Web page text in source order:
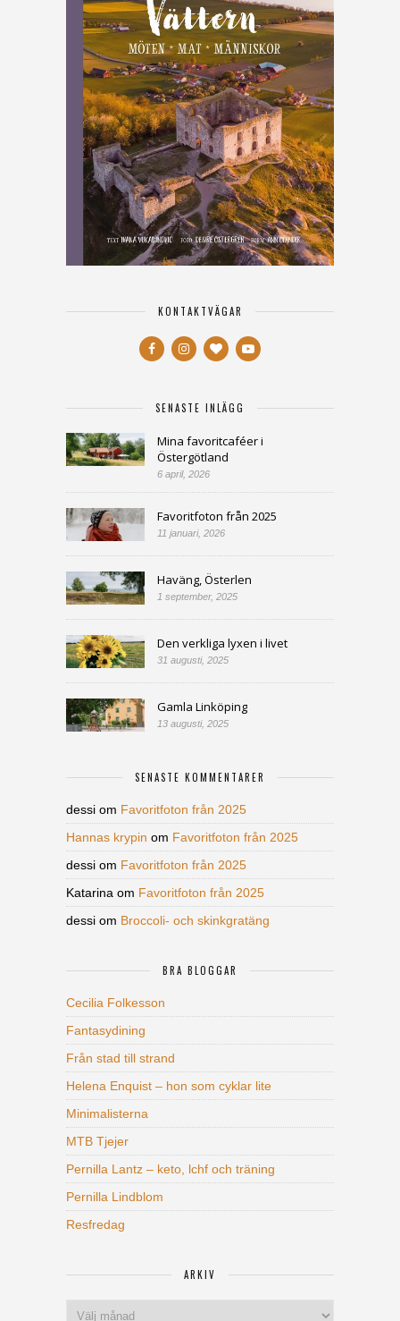
KONTAKTVÄGAR
SENASTE INLÄGG
Mina favoritcaféer i
Östergötland
6 april, 2026
Favoritfoton från 2025
11 januari, 2026
Haväng, Österlen
1 september, 2025
Den verkliga lyxen i livet
31 augusti, 2025
Gamla Linköping
13 augusti, 2025
SENASTE KOMMENTARER
dessi om Favoritfoton från 2025
Hannas krypin om Favoritfoton från 2025
dessi om Favoritfoton från 2025
Katarina om Favoritfoton från 2025
dessi om Broccoli- och skinkgratäng
BRA BLOGGAR
Cecilia Folkesson
Fantasydining
Från stad till strand
Helena Enquist – hon som cyklar lite
Minimalisterna
MTB Tjejer
Pernilla Lantz – keto, lchf och träning
Pernilla Lindblom
Resfredag
ARKIV